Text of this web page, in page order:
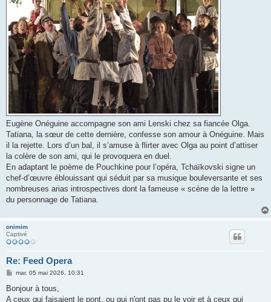
Eugène Onéguine accompagne son ami Lenski chez sa fiancée Olga.
Tatiana, la sœur de cette dernière, confesse son amour à Onéguine. Mais
il la rejette. Lors d’un bal, il s’amuse à flirter avec Olga au point d’attiser
la colère de son ami, qui le provoquera en duel.
En adaptant le poème de Pouchkine pour l’opéra, Tchaïkovski signe un
chef-d’œuvre éblouissant qui séduit par sa musique bouleversante et ses
nombreuses arias introspectives dont la fameuse « scène de la lettre »
du personnage de Tatiana.
onimim
Captivé
Re: Feed Opera
M
s
mar. 05 mai 2026, 10:31
Bonjour à tous,
A ceux qui faisaient le pont, ou qui n'ont pas pu le voir et à ceux qui